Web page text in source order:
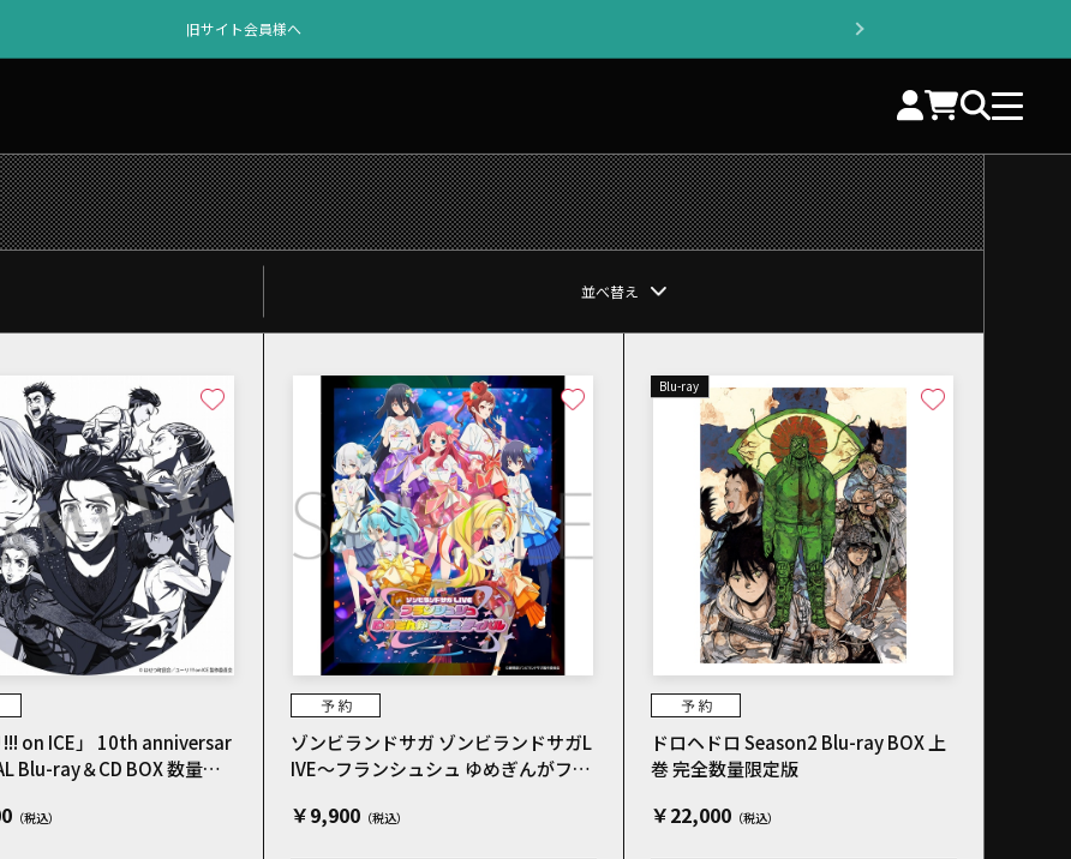
旧サイト会員様へ
並べ替え
ICE」 10th anniversar
Blu-ray＆CD BOX 数量限
ゾンビランドサガ ゾンビランドサガL
IVE～フランシュシュ ゆめぎんがフェ
￥9,900
Blu-ray
ドロヘドロ Season2 Blu-ray BOX 上
巻 完全数量限定版
￥22,000